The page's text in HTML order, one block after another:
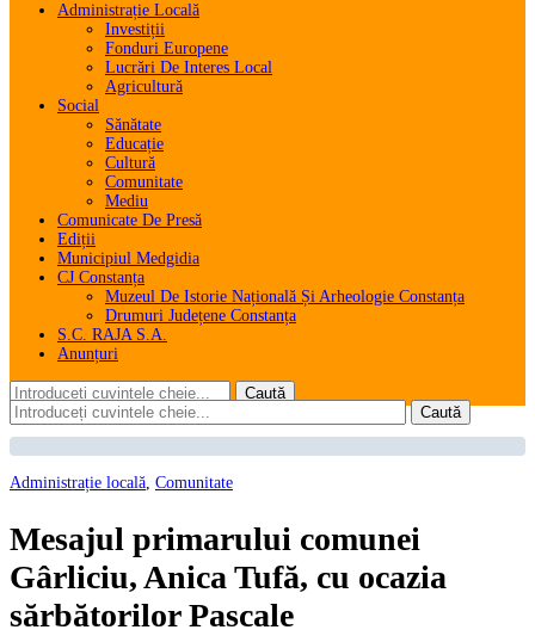
Administrație Locală
Investiții
Fonduri Europene
Lucrări De Interes Local
Agricultură
Social
Sănătate
Educație
Cultură
Comunitate
Mediu
Comunicate De Presă
Ediții
Municipiul Medgidia
CJ Constanța
Muzeul De Istorie Națională Și Arheologie Constanța
Drumuri Județene Constanța
S.C. RAJA S.A.
Anunțuri
Administrație locală, Comunitate
Mesajul primarului comunei
Gârliciu, Anica Tufă, cu ocazia
sărbătorilor Pascale